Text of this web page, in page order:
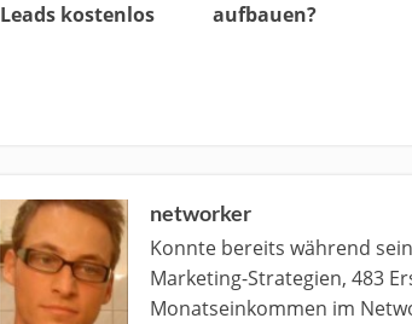
Leads kostenlos
aufbauen?
networker
Konnte bereits während
Marketing-Strategien, 483
Monatseinkommen im